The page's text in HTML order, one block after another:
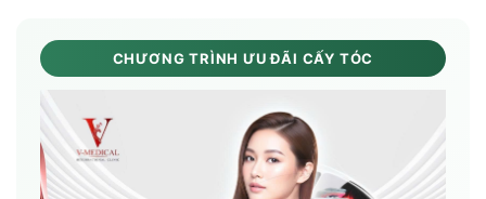
CHƯƠNG TRÌNH ƯU ĐÃI CẤY TÓC